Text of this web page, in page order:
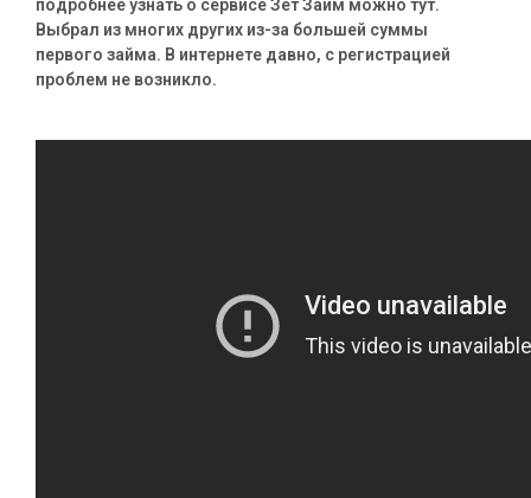
подробнее узнать о сервисе Зет Займ можно тут.
Выбрал из многих других из-за большей суммы
первого займа. В интернете давно, с регистрацией
проблем не возникло.